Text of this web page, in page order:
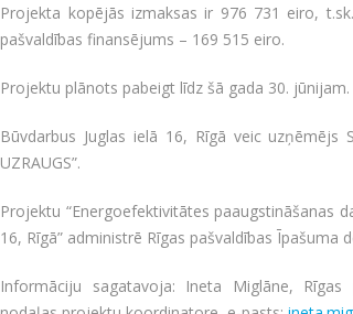
Projekta kopējās izmaksas ir 976 731 eiro,
pašvaldības finansējums – 169 515 eiro.
Projektu plānots pabeigt līdz šā gada 30. jūnijam.
Būvdarbus Juglas ielā 16, Rīgā veic uzņēmējs
UZRAUGS”.
Projektu “Energoefektivitātes paaugstināšanas
16, Rīgā” administrē Rīgas pašvaldības Īpašuma
Informāciju sagatavoja: Ineta Miglāne, Rīgas